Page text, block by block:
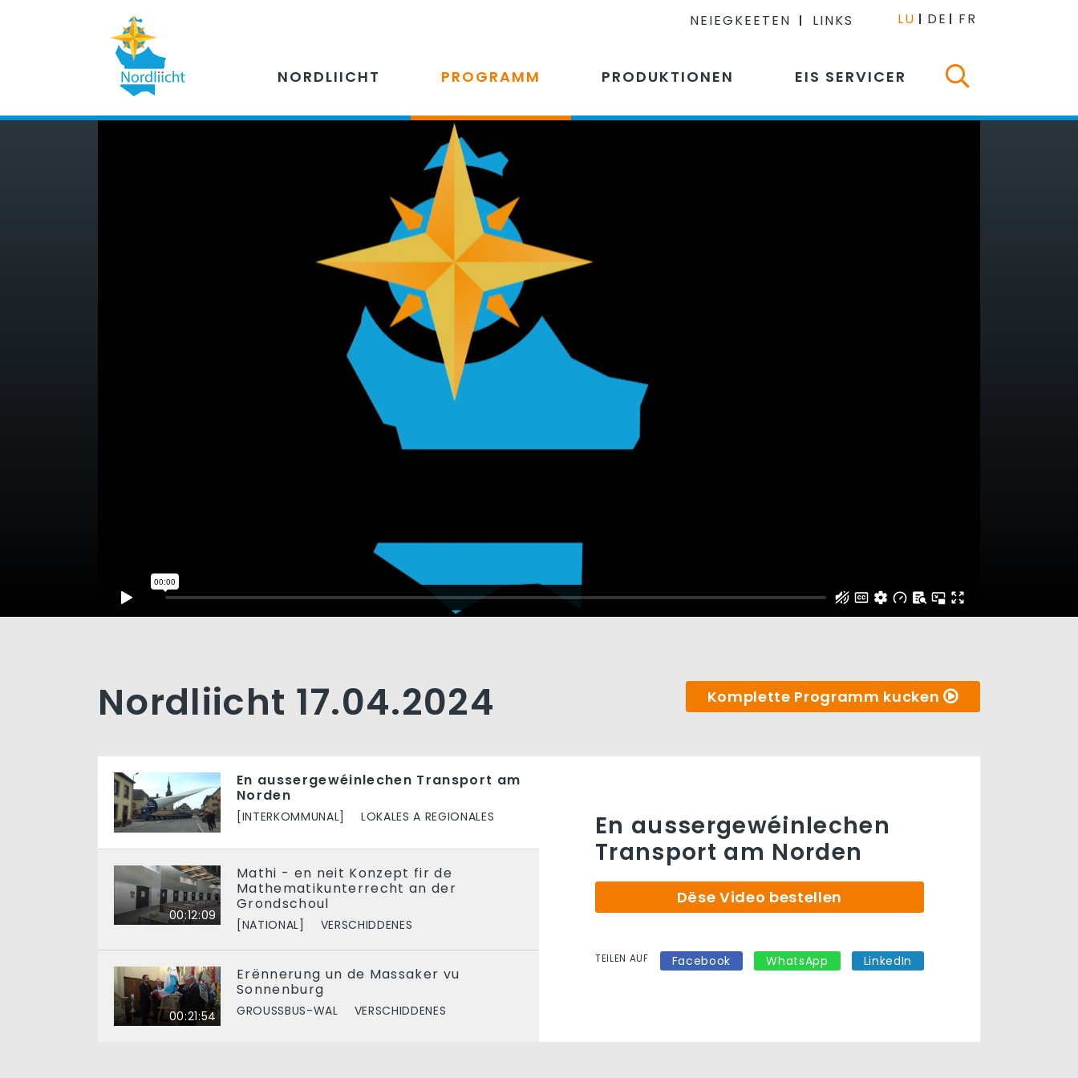
NEIEGKEETEN LINKS LU DE FR
NORDLIICHT PROGRAMM PRODUKTIONEN EIS SERVICER
Nordliicht 17.04.2024 Komplette Programm kucken
En aussergewéinlechen Transport am
Norden
[INTERKOMMUNAL] LOKALES A REGIONALES
00:12:09
Mathi - en neit Konzept fir de
Mathematikunterrecht an der
Grondschoul
[NATIONAL] VERSCHIDDENES
00:21:54
Erënnerung un de Massaker vu
Sonnenburg
GROUSSBUS-WAL VERSCHIDDENES
En aussergewéinlechen
Transport am Norden
Dëse Video bestellen
TEILEN AUF Facebook WhatsApp LinkedIn